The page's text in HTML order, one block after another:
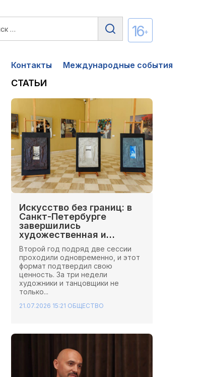
16+
Контакты
Международные события
СТАТЬИ
Искусство без границ: в
Санкт-Петербурге
завершились
художественная и
хореографическая сессии
Школы Иннопрактики.
Второй год подряд две сессии
проходили одновременно, и этот
формат подтвердил свою
ценность. За три недели
художники и танцовщики не
только...
21.07.2026 15:21 ОБЩЕСТВО